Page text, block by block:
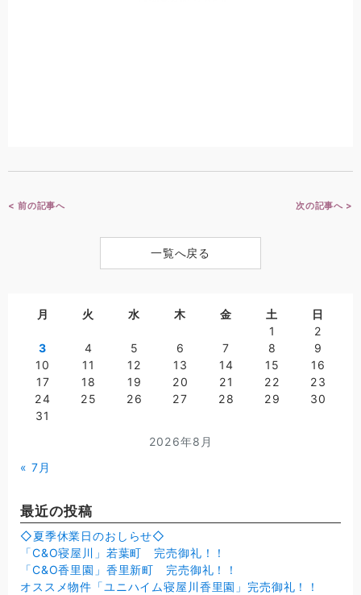
< 前の記事へ 次の記事へ >
一覧へ戻る
2026年8月
月 火 水 木 金 土
日
1
2
3
4 5 6 7 8
9
10
11 12 13 14 15
16
17
18 19 20 21 22
23
24
25 26 27 28 29
30
31
« 7月
最近の投稿
◇夏季休業日のおしらせ◇
「C&O寝屋川」若葉町 完売御礼！！
「C&O香里園」香里新町 完売御礼！！
オススメ物件「ユニハイム寝屋川香里園」完売御礼！！